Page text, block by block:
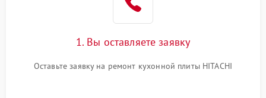
1. Вы оставляете заявку
Оставьте заявку на ремонт кухонной плиты HITACHI